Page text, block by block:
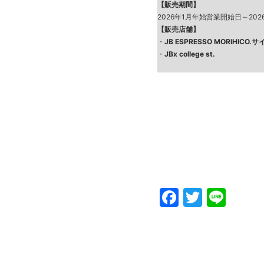
【販売期間】
2026年1月年始営業開始日～
【販売店舗】
・ JB ESPRESSO MORIHICO.サ
・ JBx college st.
Facebook
Twitter